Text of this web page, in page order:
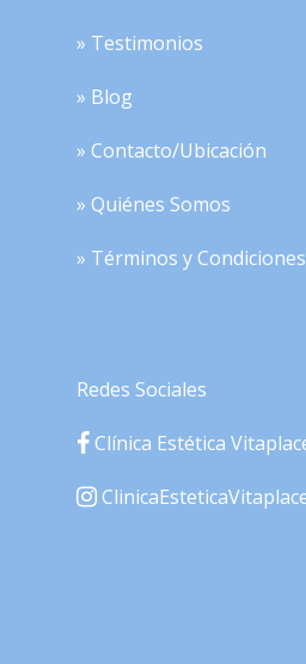
» Testimonios
» Blog
» Contacto/Ubicación
» Quiénes Somos
» Términos y
Redes Sociales
Clínica Estética